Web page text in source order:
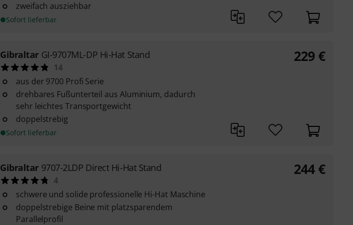
zweifach ausziehbar
Sofort lieferbar
Gibraltar GI-9707ML-DP Hi-Hat Stand
14
aus der 9700 Profi Serie
drehbares Fußunterteil aus Aluminium, dadurch
sehr leichtes Transportgewicht
doppelstrebig
Sofort lieferbar
229 €
Gibraltar 9707-2LDP Direct Hi-Hat Stand
4
schwere und solide professionelle Hi-Hat Maschine
doppelstrebige Beine mit platzsparendem
Parallelprofil
244 €